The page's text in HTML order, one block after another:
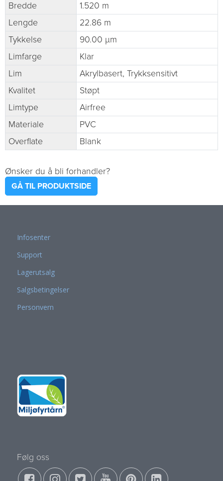
Bredde
1.520 m
Lengde
22.86 m
Tykkelse
90.00 µm
Limfarge
Klar
Lim
Akrylbasert, Trykksensitivt
Kvalitet
Støpt
Limtype
Airfree
Materiale
PVC
Overflate
Blank
Ønsker du å bli forhandler?
GÅ TIL PRODUKTSIDE
Infosenter
Support
Lagerutsalg
Salgsbetingelser
Personvern
Følg oss